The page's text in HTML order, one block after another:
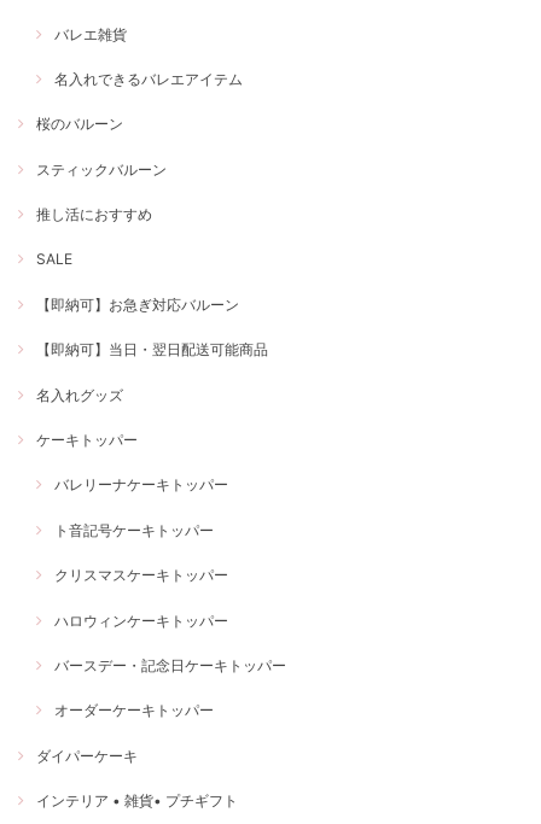
バレエ雑貨
名入れできるバレエアイテム
桜のバルーン
スティックバルーン
推し活におすすめ
SALE
【即納可】お急ぎ対応バルーン
【即納可】当日・翌日配送可能商品
名入れグッズ
ケーキトッパー
バレリーナケーキトッパー
ト音記号ケーキトッパー
クリスマスケーキトッパー
ハロウィンケーキトッパー
バースデー・記念日ケーキトッパー
オーダーケーキトッパー
ダイパーケーキ
インテリア • 雑貨• プチギフト